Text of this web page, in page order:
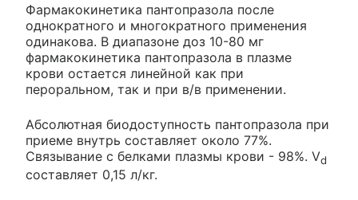
Фармакокинетика пантопразола после
однократного и многократного применения
одинакова. В диапазоне доз 10-80 мг
фармакокинетика пантопразола в плазме
крови остается линейной как при
пероральном, так и при в/в применении.
Абсолютная биодоступность пантопразола при
приеме внутрь составляет около 77%.
Связывание с белками плазмы крови - 98%. Vd
составляет 0,15 л/кг.